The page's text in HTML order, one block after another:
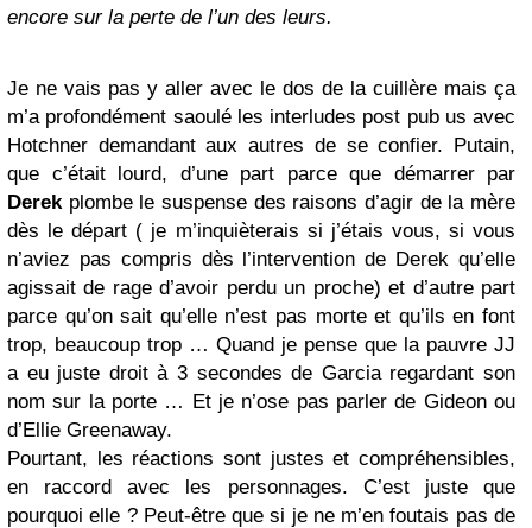
encore sur la perte de l’un des leurs.
Je ne vais pas y aller avec le dos de la cuillère mais ça
m’a profondément saoulé les interludes post pub us avec
Hotchner demandant aux autres de se confier. Putain,
que c’était lourd, d’une part parce que démarrer par
Derekplombe le suspense des raisons d’agir de la mère
dès le départ ( je m’inquièterais si j’étais vous, si vous
n’aviez pas compris dès l’intervention de Derek qu’elle
agissait de rage d’avoir perdu un proche) et d’autre part
parce qu’on sait qu’elle n’est pas morte et qu’ils en font
trop, beaucoup trop … Quand je pense que la pauvre JJ
a eu juste droit à 3 secondes de Garcia regardant son
nom sur la porte … Et je n’ose pas parler de Gideon ou
d’Ellie Greenaway.
Pourtant, les réactions sont justes et compréhensibles,
en raccord avec les personnages. C’est juste que
pourquoi elle ? Peut-être que si je ne m’en foutais pas de